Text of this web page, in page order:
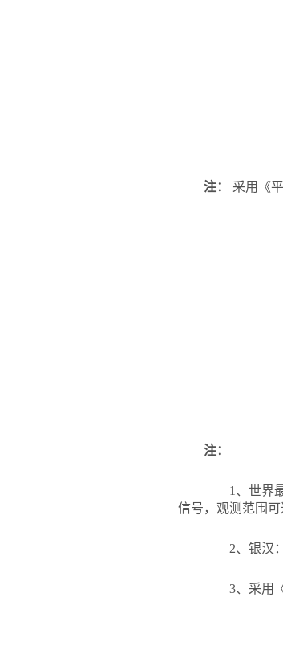
注： 采用《
注：
1 、世界
信号，观测范围可
2、银汉
3、采用